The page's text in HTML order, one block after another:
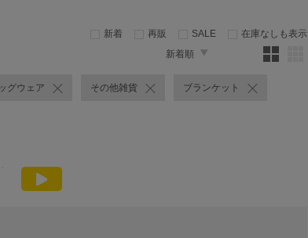
新着 再販 SALE
在庫なしも表示
新着順
グウェア その他雑貨 ブランケット